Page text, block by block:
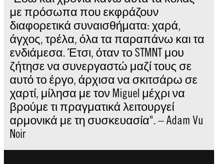
με πρόσωπα που εκφράζουν
διαφορετικά συναισθήματα: χαρά,
άγχος, τρέλα, όλα τα παραπάνω και τα
ενδιάμεσα. Έτσι, όταν το STMNT μου
ζήτησε να συνεργαστώ μαζί τους σε
αυτό το έργο, άρχισα να σκιτσάρω σε
χαρτί, μίλησα με τον Miguel μέχρι να
βρούμε τι πραγματικά λειτουργεί
αρμονικά με τη συσκευασία". – Adam Vu
Noir